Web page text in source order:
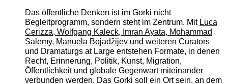
Das öffentliche Denken ist im Gorki nicht
Begleitprogramm, sondern steht im Zentrum. Mit Luca
Cerizza, Wolfgang Kaleck, Imran Ayata, Mohammad
Salemy, Manuela Bojadžijevund weiteren Curators
und Dramaturgs at Large entstehen Formate, in denen
Recht, Erinnerung, Politik, Kunst, Migration,
Öffentlichkeit und globale Gegenwart miteinander
verbunden werden. Das Gorki soll ein Ort sein, an dem